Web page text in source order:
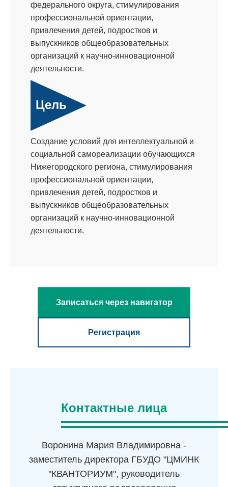
федерального округа, стимулирования
профессиональной ориентации,
привлечения детей, подростков и
выпускников общеобразовательных
организаций к научно-инновационной
деятельности.
Цель
Создание условий для интеллектуальной и
социальной самореализации обучающихся
Нижегородского региона, стимулирования
профессиональной ориентации,
привлечения детей, подростков и
выпускников общеобразовательных
организаций к научно-инновационной
деятельности.
Записаться через навигатор
Регистрация
Контактные лица
Воронина Мария Владимировна -
заместитель директора ГБУДО "ЦМИНК
"КВАНТОРИУМ", руководитель